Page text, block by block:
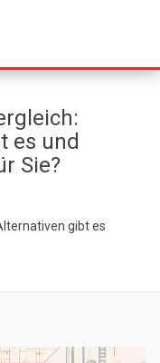
es und
Sie?
gibt es